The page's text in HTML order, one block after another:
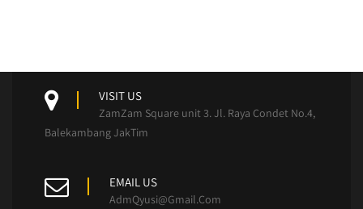
VISIT US
ZamZam Square unit 3. Jl. Raya Condet No.4,
Balekambang JakTim
EMAIL US
AdmQyusi@Gmail.Com